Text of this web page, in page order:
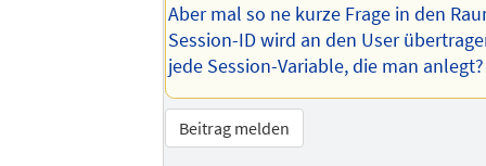
Aber mal so ne kurze Frage in den
Session-ID wird an den User
jede Session-Variable, die man anlegt?
Beitrag melden